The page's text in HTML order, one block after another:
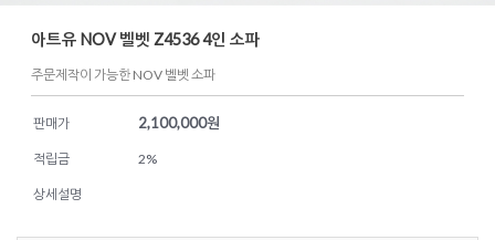
아트유 NOV 벨벳 Z4536 4인 소파
주문제작이 가능한 NOV 벨벳 소파
판매가 2,100,000원
적립금 2%
상세설명